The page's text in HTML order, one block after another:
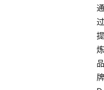
通
过
提
炼
品
牌